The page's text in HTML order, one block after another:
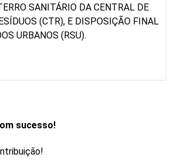
SANITÁRIO DA CENTRAL DE
(CTR), E DISPOSIÇÃO FINAL
URBANOS (RSU).
sucesso!